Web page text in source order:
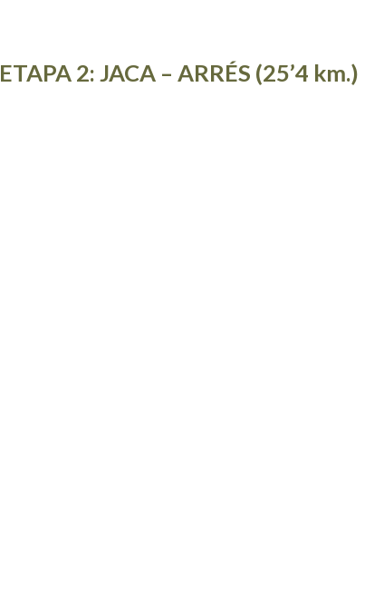
ETAPA 2: JACA – ARRÉS (25’4 km.)